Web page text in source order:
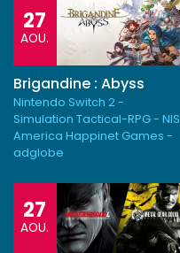
27
AOU.
Brigandine : Abyss
Nintendo Switch 2 -
Simulation Tactical-RPG - NIS
America Happinet Games -
adglobe
27
AOU.